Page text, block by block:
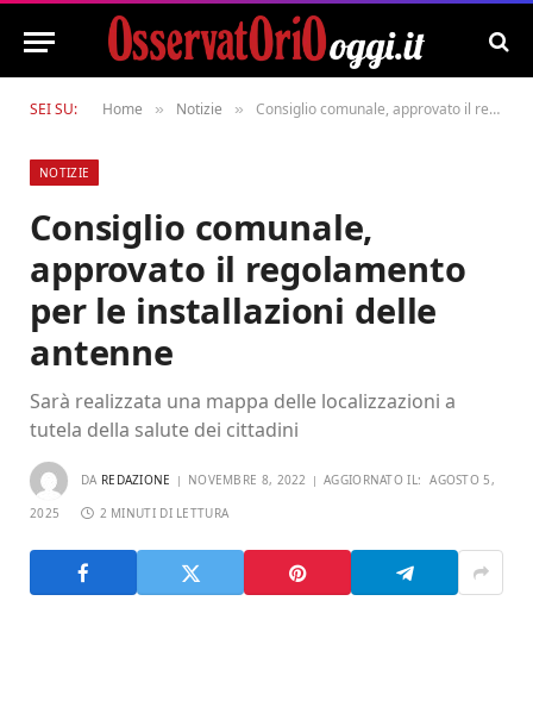
SEI SU: Home » Notizie » Consiglio comunale, approvato il regolamento per le installazioni delle antenne
NOTIZIE
Consiglio comunale,
approvato il regolamento
per le installazioni delle
antenne
Sarà realizzata una mappa delle localizzazioni a
tutela della salute dei cittadini
DA REDAZIONE NOVEMBRE 8, 2022 AGGIORNATO IL: AGOSTO 5,
2025 2 MINUTI DI LETTURA